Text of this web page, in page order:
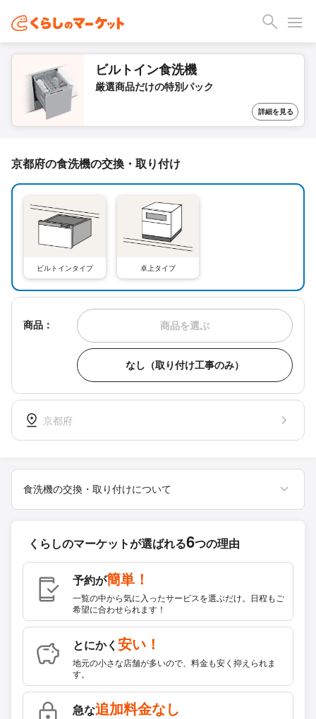
ビルトイン食洗機
厳選商品だけの特別パック
詳細を見る
京都府の食洗機の交換・取り付け
ビルトインタイプ 卓上タイプ
商品： 商品を選ぶ
なし（取り付け工事のみ）
京都府
食洗機の交換・取り付けについて
くらしのマーケットが選ばれる6つの理由
予約が簡単！
一覧の中から気に入ったサービスを選ぶだけ。日程もご
希望に合わせられます！
とにかく 安い！
地元の小さな店舗が多いので、料金も安く抑えられま
す。
急な追加料金なし